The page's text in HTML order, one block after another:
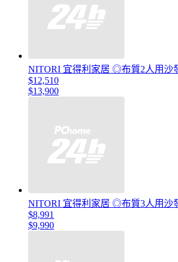
NITORI 宜得利家居 ◎布質2人用沙
$12,510
$13,900
NITORI 宜得利家居 ◎布質3人用沙
$8,991
$9,990